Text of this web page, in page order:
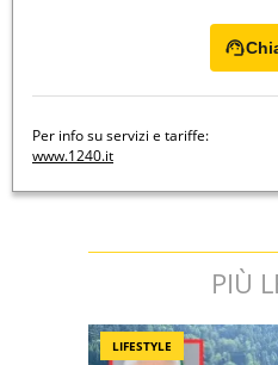
Per info su servizi e tariffe:
www.1240.it
PIÙ
LIFESTYLE